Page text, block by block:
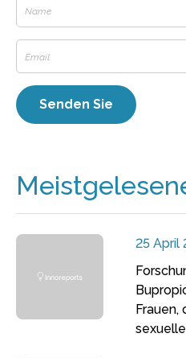
25 April
Frauen,